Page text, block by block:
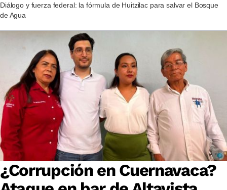
Diálogo y fuerza federal: la fórmula de Huitzilac para salvar el Bosque
de Agua
¿Corrupción en Cuernavaca?